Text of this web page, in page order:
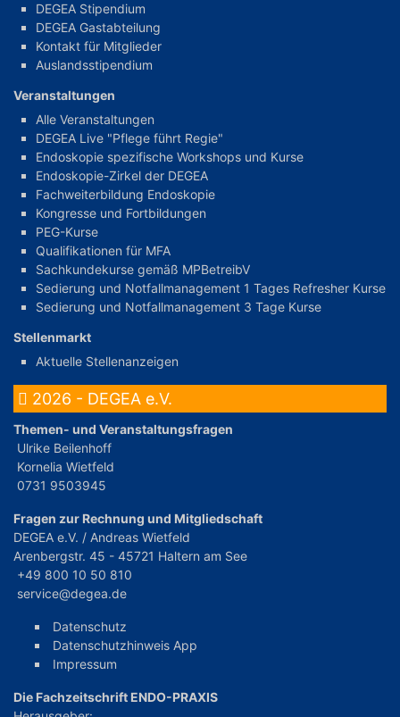
DEGEA Stipendium
DEGEA Gastabteilung
Kontakt für Mitglieder
Auslandsstipendium
Veranstaltungen
Alle Veranstaltungen
DEGEA Live "Pflege führt Regie"
Endoskopie spezifische Workshops und Kurse
Endoskopie-Zirkel der DEGEA
Fachweiterbildung Endoskopie
Kongresse und Fortbildungen
PEG-Kurse
Qualifikationen für MFA
Sachkundekurse gemäß MPBetreibV
Sedierung und Notfallmanagement 1 Tages Refresher Kurse
Sedierung und Notfallmanagement 3 Tage Kurse
Stellenmarkt
Aktuelle Stellenanzeigen
2026 - DEGEA e.V.
Themen- und Veranstaltungsfragen
Ulrike Beilenhoff
Kornelia Wietfeld
0731 9503945
Fragen zur Rechnung und Mitgliedschaft
DEGEA e.V. / Andreas Wietfeld
Arenbergstr. 45 - 45721 Haltern am See
+49 800 10 50 810
service@degea.de
Datenschutz
Datenschutzhinweis App
Impressum
Die Fachzeitschrift ENDO-PRAXIS